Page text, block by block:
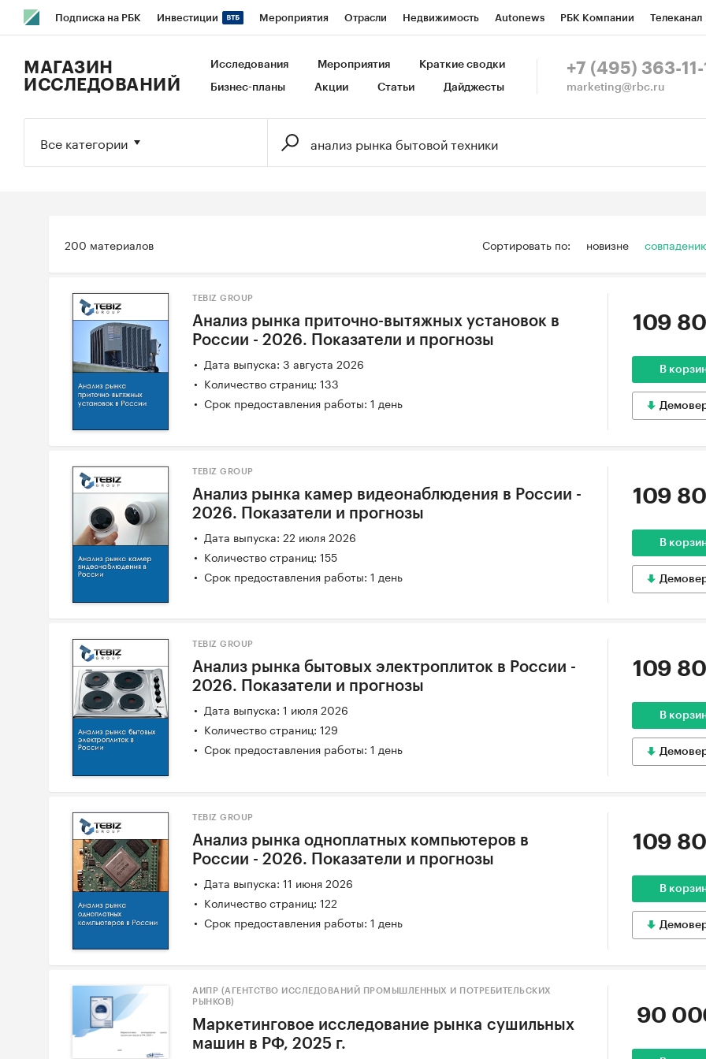
Подписка на РБК Инвестиции Мероприятия Отрасли Недвижимость Autonews РБК Компании Телеканал
Исследования Кредитные рейтинги Франшизы Газета Спецпроекты СПб Конференции СПб Спецпроекты
МАГАЗИН
ИССЛЕДОВАНИЙ
Исследования Мероприятия Краткие сводки
Бизнес-планы Акции Статьи Дайджесты
+7 (495) 363-11-
marketing@rbc.ru
Все категории
Сортировать по: новизне
200 материалов
TEBIZ GROUP
Анализ рынка приточно-вытяжных установок в
России - 2026. Показатели и прогнозы
Дата выпуска: 3 августа 2026
Количество страниц: 133
Срок предоставления работы: 1 день
109
В
TEBIZ GROUP
Анализ рынка камер видеонаблюдения в России -
2026. Показатели и прогнозы
Дата выпуска: 22 июля 2026
Количество страниц: 155
Срок предоставления работы: 1 день
109
В
TEBIZ GROUP
Анализ рынка бытовых электроплиток в России -
2026. Показатели и прогнозы
Дата выпуска: 1 июля 2026
Количество страниц: 129
Срок предоставления работы: 1 день
109
В
TEBIZ GROUP
Анализ рынка одноплатных компьютеров в
России - 2026. Показатели и прогнозы
Дата выпуска: 11 июня 2026
Количество страниц: 122
Срок предоставления работы: 1 день
109
В
АИПР (АГЕНТСТВО ИССЛЕДОВАНИЙ ПРОМЫШЛЕННЫХ И ПОТРЕБИТЕЛЬСКИХ
РЫНКОВ)
Маркетинговое исследование рынка сушильных
машин в РФ, 2025 г.
90